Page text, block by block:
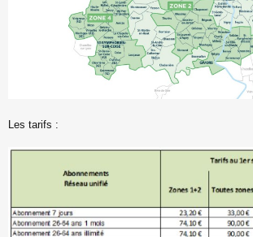
Les tarifs :